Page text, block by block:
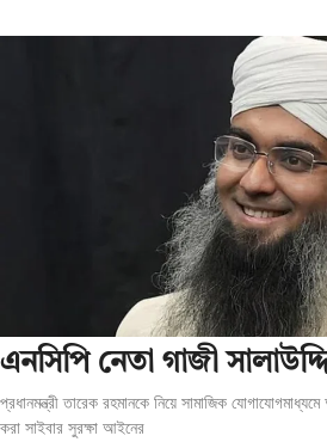
এনসিপি নেতা গাজী
প্রধানমন্ত্রী তারেক রহমানকে নিয়ে সামাজিক
করা সাইবার সুরক্ষা আইনের